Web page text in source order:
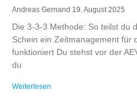
Andreas Gernand 19. August 2025
Die 3-3-3 Methode: So teilst du
Schein ein Zeitmanagement für
funktioniert Du stehst vor der
du
Weiterlesen